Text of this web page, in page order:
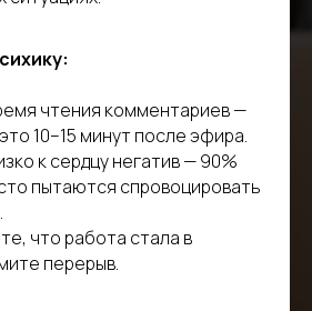
чтения комментариев —
10–15 минут после эфира.
к сердцу негатив — 90%
пытаются спровоцировать
что работа стала в
перерыв.